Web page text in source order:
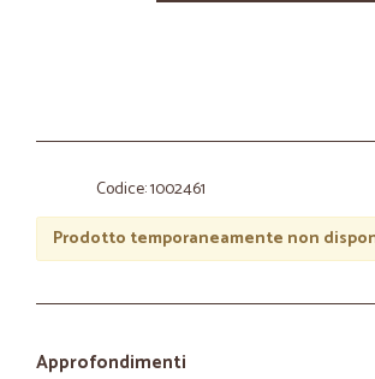
Codice: 1002461
Prodotto temporaneamente non
Approfondimenti